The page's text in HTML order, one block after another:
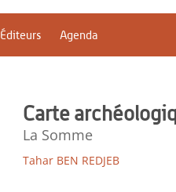
Éditeurs Agenda
Carte
La Somme
Tahar BEN REDJEB